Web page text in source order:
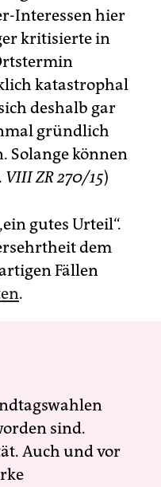
Interessen hier
kritisierte in
katastrophal
deshalb gar
gründlich
Solange können
VIII ZR 270/15)
gutes Urteil“.
dem
Fällen
.
sind.
Auch und vor